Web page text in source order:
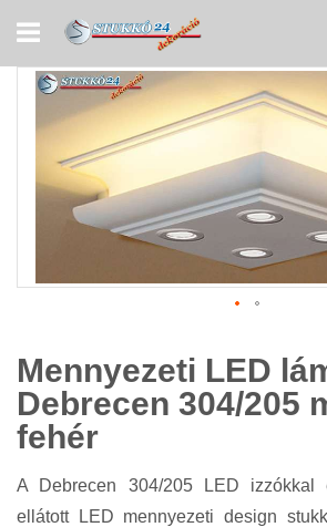
to
Mennyezeti LED
Debrecen 304/205
fehér
A Debrecen 304/205 LED izzókkal
ellátott LED mennyezeti design